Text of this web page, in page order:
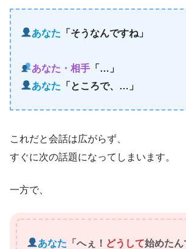
あなた 「そうなんですね」
あなた・相手 「…」
あなた 「ところで、…」
これだと会話は広がらず、
すぐに次の話題になってしまいます。
一方で、
あなた 「へぇ！ どうして始めたん